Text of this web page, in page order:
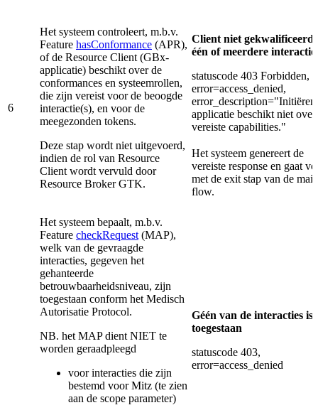
6
Het systeem controleert, m.b.v.
Feature hasConformance (APR),
of de Resource Client (GBx-
applicatie) beschikt over de
conformances en systeemrollen,
die zijn vereist voor de beoogde
interactie(s), en voor de
meegezonden tokens.
Deze stap wordt niet uitgevoerd,
indien de rol van Resource
Client wordt vervuld door
Resource Broker GTK.
Client niet gekwalificeerd
één of meerdere
statuscode 403 Forbidden,
error=access_denied,
applicatie beschikt niet over
vereiste capabilities."
Het systeem genereert de
vereiste response en gaat
met de exit stap van de main
flow.
Het systeem bepaalt, m.b.v.
Feature checkRequest (MAP),
welk van de gevraagde
interacties, gegeven het
gehanteerde
betrouwbaarheidsniveau, zijn
toegestaan conform het Medisch
Autorisatie Protocol.
NB. het MAP dient NIET te
worden geraadpleegd
voor interacties die zijn
bestemd voor Mitz (te zien
aan de scope parameter)
Géén van de interacties is
toegestaan
statuscode 403,
error=access_denied